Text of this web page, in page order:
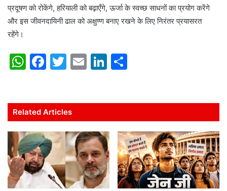
प्रदूषण को रोकेंगे, हरियाली को बढ़ाएँगे, ऊर्जा के स्वच्छ साधनों का प्रयोग करेंगे
और इस जीवनदायिनी ढाल को अक्षुण्ण बनाए रखने के लिए निरंतर प्रयासरत
रहेंगे।
W
s
A
p
p
F
e
b
o
o
k
T
er
E
l
Li
e
dI
n
e
Related Articles